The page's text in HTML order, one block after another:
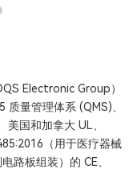
Electronic Group）
质量管理体系 (QMS)、
美国和加拿大 UL、
（用于医疗器械
路板组装）的 CE、